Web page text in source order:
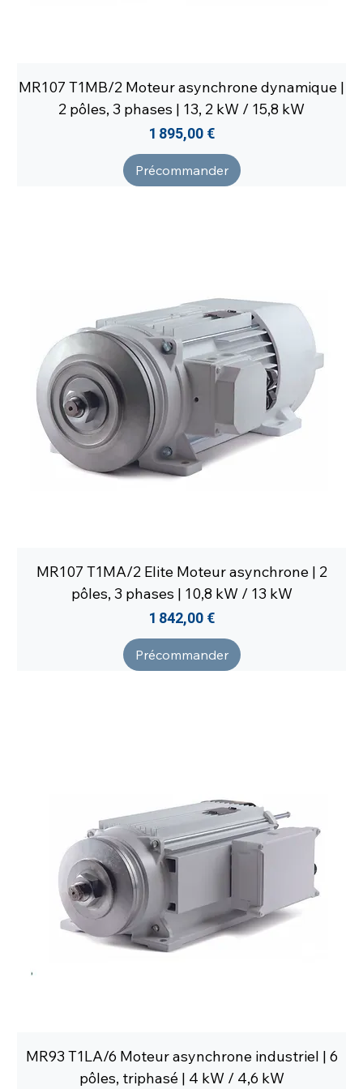
MR107 T1MB/2 Moteur asynchrone dynamique |
2 pôles, 3 phases | 13, 2 kW / 15,8 kW
Prix
1 895,00 €
Précommander
MR107 T1MA/2 Elite Moteur asynchrone | 2
pôles, 3 phases | 10,8 kW / 13 kW
Prix
1 842,00 €
Précommander
MR93 T1LA/6 Moteur asynchrone industriel | 6
pôles, triphasé | 4 kW / 4,6 kW